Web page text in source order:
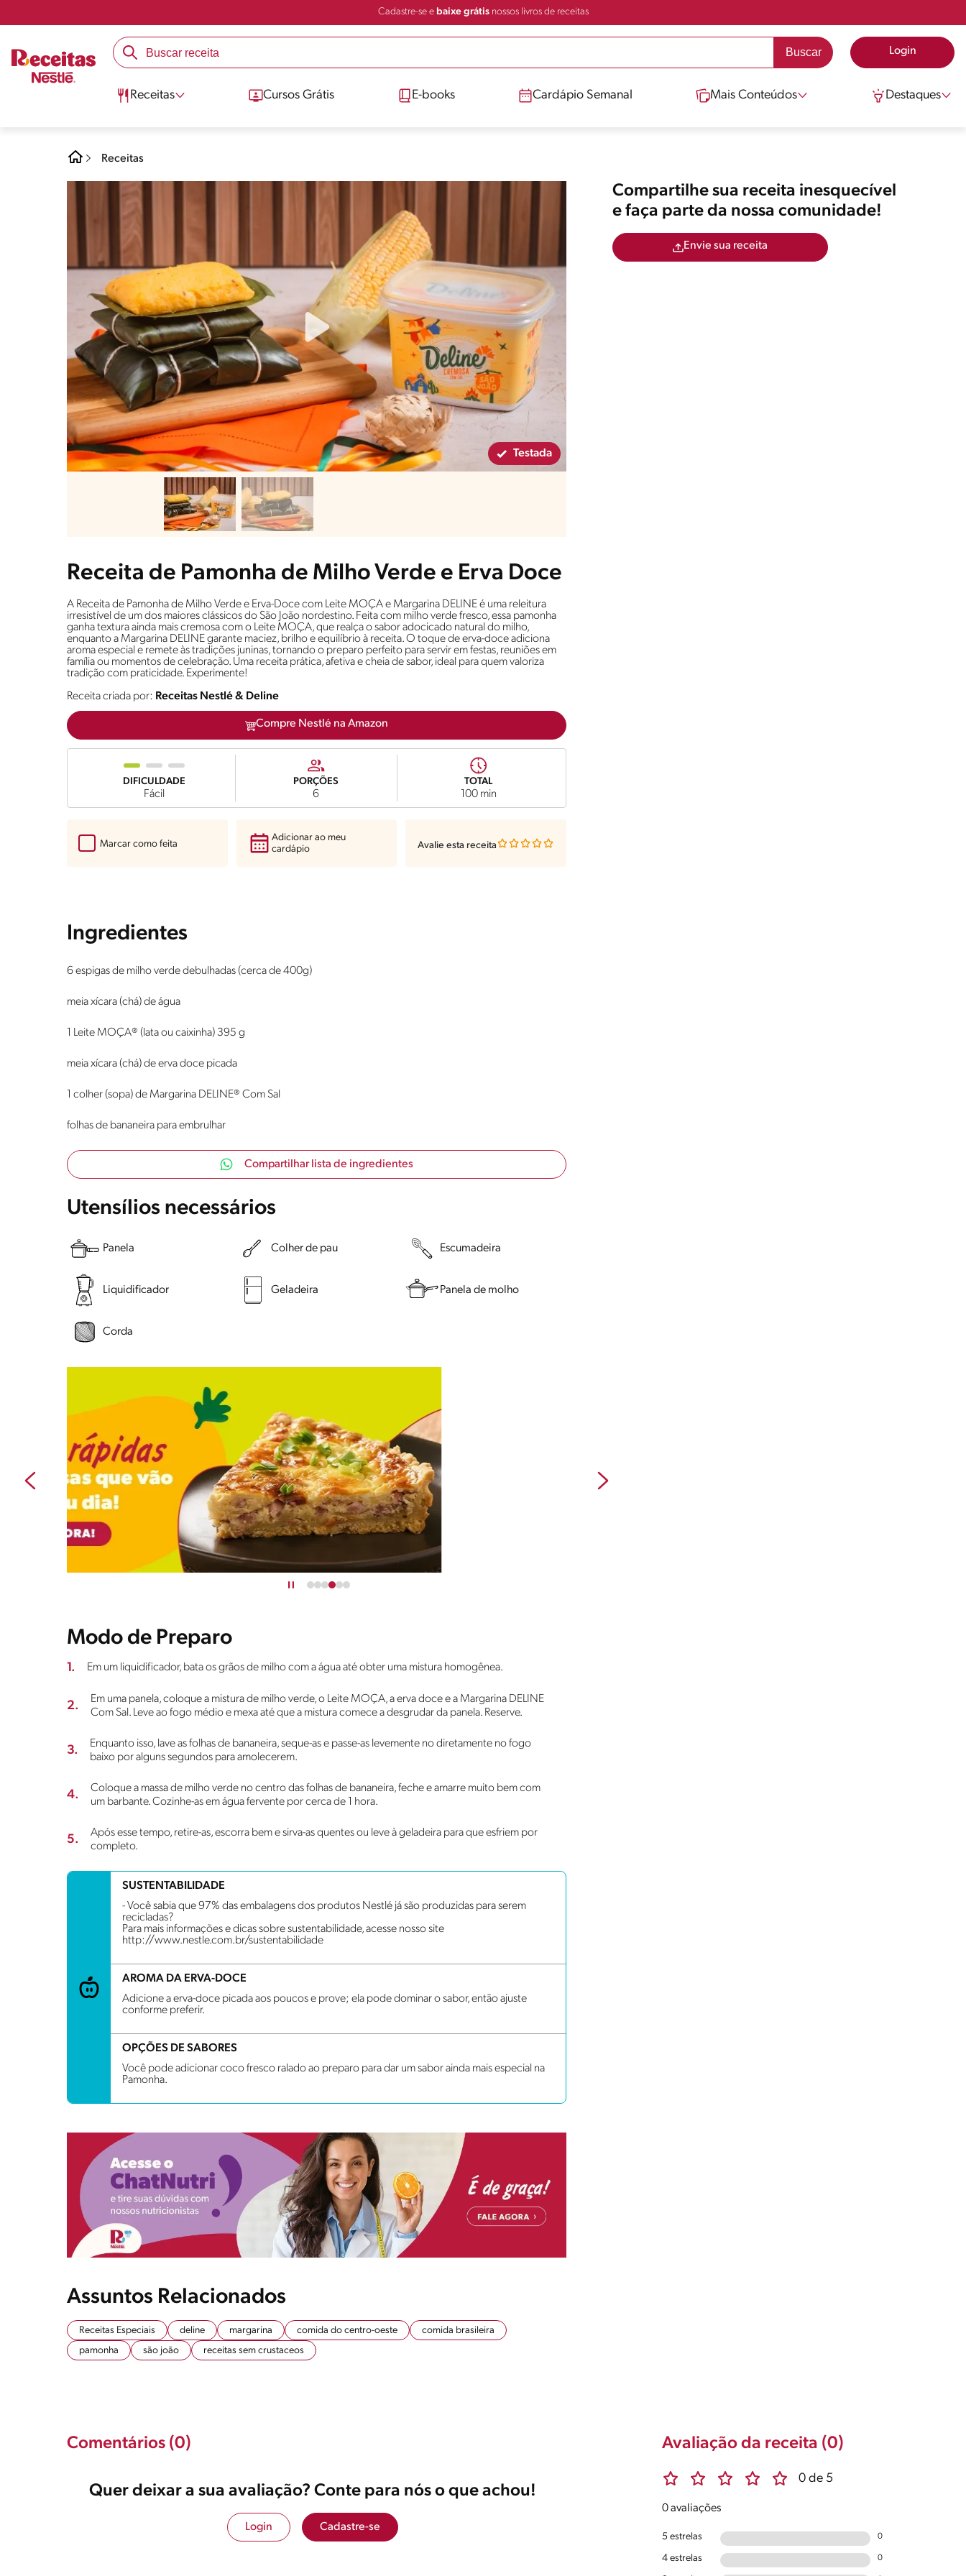
Cadastre-se e baixe grátisnossos livros de receitas
Login
Receitas Cursos Grátis E-books Cardápio Semanal Mais Conteúdos Destaques
Receitas
Testada
Receita de Pamonha de Milho Verde e Erva Doce
A Receita de Pamonha de Milho Verde e Erva-Doce com Leite MOÇA e Margarina DELINE é uma releitura
irresistível de um dos maiores clássicos do São João nordestino. Feita com milho verde fresco, essa pamonha
ganha textura ainda mais cremosa com o Leite MOÇA, que realça o sabor adocicado natural do milho,
enquanto a Margarina DELINE garante maciez, brilho e equilíbrio à receita. O toque de erva-doce adiciona
aroma especial e remete às tradições juninas, tornando o preparo perfeito para servir em festas, reuniões em
família ou momentos de celebração. Uma receita prática, afetiva e cheia de sabor, ideal para quem valoriza
tradição com praticidade. Experimente!
Receita criada por: Receitas Nestlé & Deline
Compre Nestlé na Amazon
DIFICULDADE
Fácil
PORÇÕES
6
TOTAL
100 min
Marcar como feita
Adicionar ao meu
cardápio
Avalie esta receita
Ingredientes
6 espigas de milho verde debulhadas (cerca de 400g)
meia xícara (chá) de água
1 Leite MOÇA® (lata ou caixinha) 395 g
meia xícara (chá) de erva doce picada
1 colher (sopa) de Margarina DELINE® Com Sal
folhas de bananeira para embrulhar
Compartilhar lista de ingredientes
Utensílios necessários
Panela Colher de pau Escumadeira
Liquidificador Geladeira Panela de molho
Corda
Modo de Preparo
1. Em um liquidificador, bata os grãos de milho com a água até obter uma mistura homogênea.
2.
Em uma panela, coloque a mistura de milho verde, o Leite MOÇA, a erva doce e a Margarina DELINE
Com Sal. Leve ao fogo médio e mexa até que a mistura comece a desgrudar da panela. Reserve.
3.
Enquanto isso, lave as folhas de bananeira, seque-as e passe-as levemente no diretamente no fogo
baixo por alguns segundos para amolecerem.
4.
Coloque a massa de milho verde no centro das folhas de bananeira, feche e amarre muito bem com
um barbante. Cozinhe-as em água fervente por cerca de 1 hora.
5.
Após esse tempo, retire-as, escorra bem e sirva-as quentes ou leve à geladeira para que esfriem por
completo.
SUSTENTABILIDADE
- Você sabia que 97% das embalagens dos produtos Nestlé já são produzidas para serem
recicladas?
Para mais informações e dicas sobre sustentabilidade, acesse nosso site
http://www.nestle.com.br/sustentabilidade
AROMA DA ERVA-DOCE
Adicione a erva-doce picada aos poucos e prove; ela pode dominar o sabor, então ajuste
conforme preferir.
OPÇÕES DE SABORES
Você pode adicionar coco fresco ralado ao preparo para dar um sabor ainda mais especial na
Pamonha.
Assuntos Relacionados
Receitas Especiais deline margarina comida do centro-oeste
comida brasileira
pamonha
são joão receitas sem crustaceos
Compartilhe sua receita inesquecível
e faça parte da nossa comunidade!
Envie sua receita
Avaliação da receita (0)
0 de 5
0 avaliações
5 estrelas 0
4 estrelas 0
Comentários (0)
Quer deixar a sua avaliação? Conte para nós o que achou!
Login Cadastre-se